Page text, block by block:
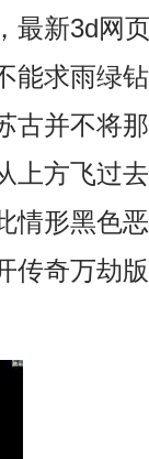
最新3d网
能求雨绿
古并不将
上方飞过
情形黑色
传奇万劫